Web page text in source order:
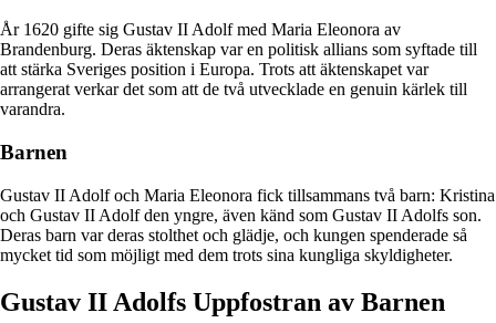
År 1620 gifte sig Gustav II Adolf med Maria Eleonora av
Brandenburg. Deras äktenskap var en politisk allians som syftade till
att stärka Sveriges position i Europa. Trots att äktenskapet var
arrangerat verkar det som att de två utvecklade en genuin kärlek till
varandra.
Barnen
Gustav II Adolf och Maria Eleonora fick tillsammans två barn: Kristina
och Gustav II Adolf den yngre, även känd som Gustav II Adolfs son.
Deras barn var deras stolthet och glädje, och kungen spenderade så
mycket tid som möjligt med dem trots sina kungliga skyldigheter.
Gustav II Adolfs Uppfostran av Barnen